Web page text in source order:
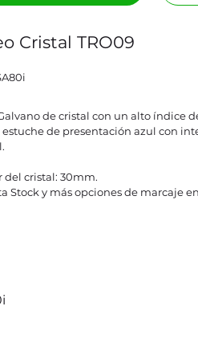
Cristal TRO09
de cristal con un alto índice
estuche de presentación azul con
del cristal: 30mm.
Stock y más opciones de marcaje